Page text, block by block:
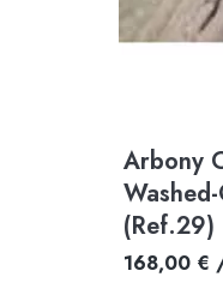
Arbony
(Ref.29)
168,00 €